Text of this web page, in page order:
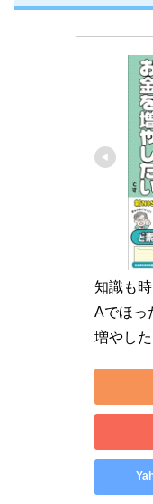
知識も
Aでほっ
増やし